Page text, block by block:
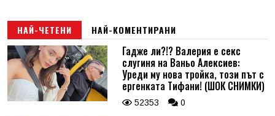
НАЙ-ЧЕТЕНИ НАЙ-КОМЕНТИРАНИ
Гадже ли?!? Валерия е секс
слугиня на Ваньо Алексиев:
Уреди му нова тройка, този път с
ергенката Тифани! (ШОК СНИМКИ)
52353 0